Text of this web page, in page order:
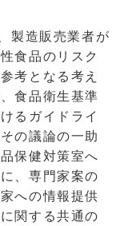
製造販売業者が
食品のリスク
考となる考え
食品衛生基準
るガイドライ
の議論の一助
保健対策室へ
、専門家案の
への情報提供
関する共通の